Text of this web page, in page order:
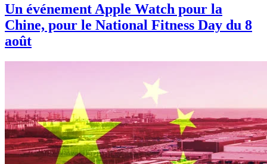
Un événement Apple Watch pour la
Chine, pour le National Fitness Day du 8
août